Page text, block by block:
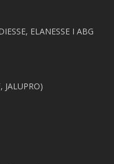
ELANESSE I ABG
JALUPRO)